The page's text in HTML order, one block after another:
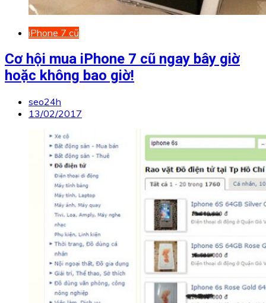
iPhone 7 cũ
Cơ hội mua iPhone 7 cũ ngay bây giờ
hoặc không bao giờ!
seo24h
13/02/2017